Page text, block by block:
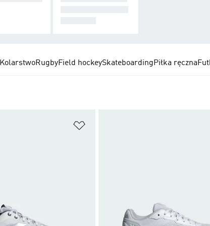
KolarstwoRugbyField hockeySkateboardingPiłka ręczna